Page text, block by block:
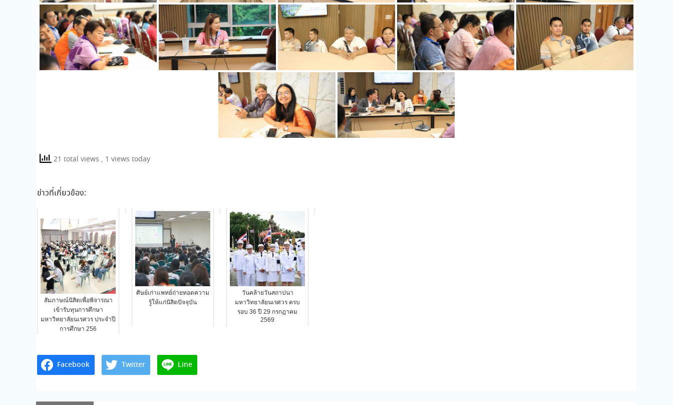
21 total views , 1 views today
ข่าวที่เกี่ยวข้อง:
สัมภาษณ์นิสิตเพื่อพิจารณา
เข้ารับทุนการศึกษา
มหาวิทยาลัยนเรศวร ประจำปี
การศึกษา 256
ศิษย์เก่าแพทย์ถ่ายทอดความ
รู้ให้แก่นิสิตปัจจุบัน
วันคล้ายวันสถาปนา
มหาวิทยาลัยนเรศวร ครบ
รอบ 36 ปี 29 กรกฎาคม
2569
Facebook Twitter Line
แนะแนว